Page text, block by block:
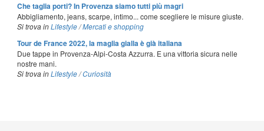
Che taglia porti? In Provenza siamo tutti più magri
Abbigliamento, jeans, scarpe, intimo... come scegliere le misure giuste.
Si trova in Lifestyle /Mercati e shopping
Tour de France 2022, la maglia gialla è già italiana
Due tappe in Provenza-Alpi-Costa Azzurra. E una vittoria sicura nelle
nostre mani.
Si trova in Lifestyle /Curiosità